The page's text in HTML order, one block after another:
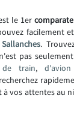
le 1er
facilement
.
pas
de train, d'avion
vos attentes au